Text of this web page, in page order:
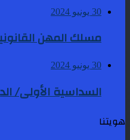
30 يونيو 2024
مسلك المهن
30 يونيو 2024
السداسية الأولى/
هويتنا